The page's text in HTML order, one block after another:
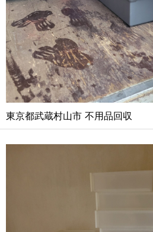
東京都武蔵村山市 不用品回収